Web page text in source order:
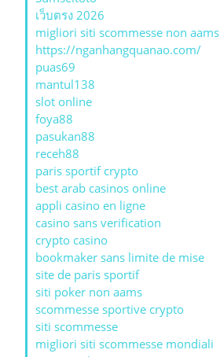
เว็บตรง 2026
migliori siti scommesse non aams
https://nganhangquanao.com/
puas69
mantul138
slot online
foya88
pasukan88
receh88
paris sportif crypto
best arab casinos online
appli casino en ligne
casino sans verification
crypto casino
bookmaker sans limite de mise
site de paris sportif
siti poker non aams
scommesse sportive crypto
siti scommesse
migliori siti scommesse mondiali